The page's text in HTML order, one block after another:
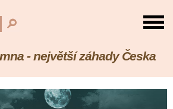
- největší záhady Česka